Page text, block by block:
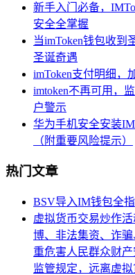
新手入门必备，
安全全掌握
当imToken钱包收到
圣诞奇遇
imToken支付明细，
imtoken不再可用，
户警示
华为手机安全安装
（附重要风险提示）
热门文章
BSV导入IM钱包全
虚拟货币交易炒作
博、非法集资、诈
重危害人民群众财
监管规定，远离虚